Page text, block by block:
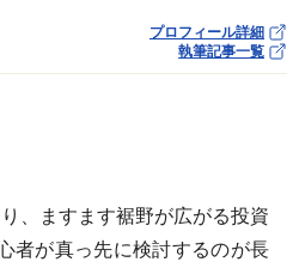
プロフィール詳細
執筆記事一覧
、ますます裾野が広がる投資
者が真っ先に検討するのが長